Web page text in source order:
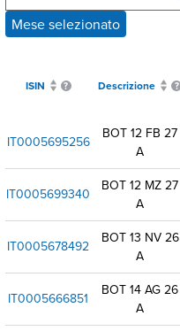
Mese selezionato
ISIN Descrizione
IT0005695256
BOT 12 FB 27
A
IT0005699340
BOT 12 MZ 27
A
IT0005678492
BOT 13 NV 26
A
IT0005666851
BOT 14 AG 26
A